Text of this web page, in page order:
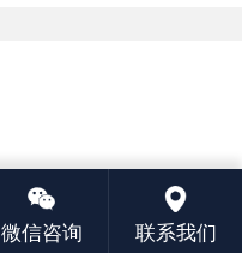
微信咨询 联系我们